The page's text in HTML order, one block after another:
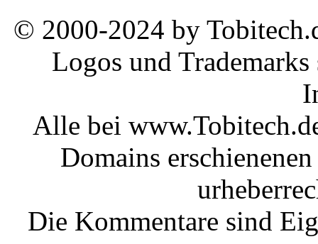
© 2000-2024 by
Logos und
Alle bei
Domains
Die Kommentare sind